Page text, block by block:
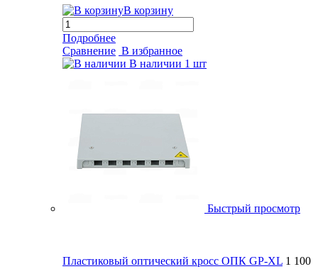
В корзину
Подробнее
Сравнение В избранное
В наличии 1 шт
Быстрый просмотр
Пластиковый оптический кросс ОПК GP-XL 1 100